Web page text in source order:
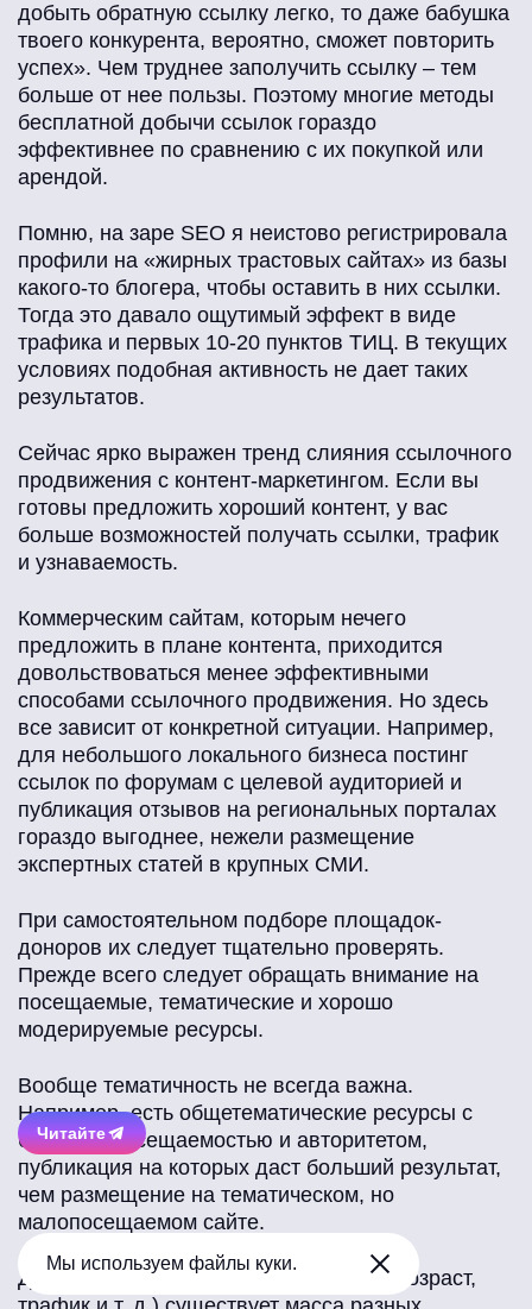
Читайте
добыть обратную ссылку легко, то даже бабушка
твоего конкурента, вероятно, сможет повторить
успех». Чем труднее заполучить ссылку – тем
больше от нее пользы. Поэтому многие методы
бесплатной добычи ссылок гораздо
эффективнее по сравнению с их покупкой или
арендой.
Помню, на заре SEO я неистово регистрировала
профили на «жирных трастовых сайтах» из базы
какого-то блогера, чтобы оставить в них ссылки.
Тогда это давало ощутимый эффект в виде
трафика и первых 10-20 пунктов ТИЦ. В текущих
условиях подобная активность не дает таких
результатов.
Сейчас ярко выражен тренд слияния ссылочного
продвижения с контент-маркетингом. Если вы
готовы предложить хороший контент, у вас
больше возможностей получать ссылки, трафик
и узнаваемость.
Коммерческим сайтам, которым нечего
предложить в плане контента, приходится
довольствоваться менее эффективными
способами ссылочного продвижения. Но здесь
все зависит от конкретной ситуации. Например,
для небольшого локального бизнеса постинг
ссылок по форумам с целевой аудиторией и
публикация отзывов на региональных порталах
гораздо выгоднее, нежели размещение
экспертных статей в крупных СМИ.
При самостоятельном подборе площадок-
доноров их следует тщательно проверять.
Прежде всего следует обращать внимание на
посещаемые, тематические и хорошо
модерируемые ресурсы.
Вообще тематичность не всегда важна.
Например, есть общетематические ресурсы с
большой посещаемостью и авторитетом,
публикация на которых даст больший результат,
чем размещение на тематическом, но
малопосещаемом сайте.
Для проверки показателей ресурсов (возраст,
Мы используем файлы куки.